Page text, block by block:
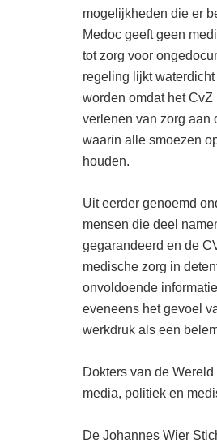
mogelijkheden die er
Medoc geeft geen
tot zorg voor
regeling lijkt
worden omdat het
verlenen van zorg aan
waarin alle smoezen
houden.
Uit eerder genoemd
mensen die deel
gegarandeerd en de
medische zorg in
onvoldoende
eveneens het gevoel
werkdruk als een
Dokters van de
media, politiek en
De Johannes Wier